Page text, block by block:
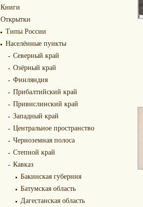
Книги
Открытки
Типы России
Населённые пункты
Северный край
Озёрный край
Финляндия
Прибалтийский край
Привислинский край
Западный край
Центральное пространство
Черноземная полоса
Степной край
Кавказ
Бакинская губерния
Батумская область
Дагестанская область